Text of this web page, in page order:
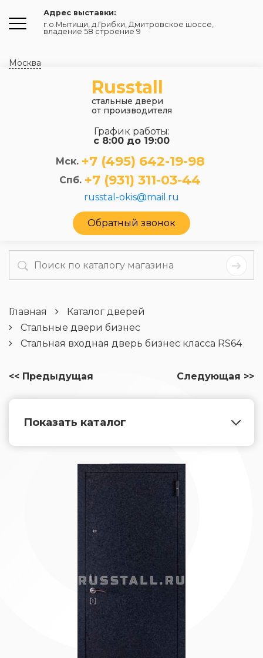
Адрес выставки:
г.о.Мытищи, д.Грибки, Дмитровское шоссе,
владение 58 строение 9
Москва
Russtall
стальные двери
от производителя
График работы:
с 8:00 до 19:00
Мск. +7 (495) 642-19-98
Спб. +7 (931) 311-03-44
russtal-okis@mail.ru
Обратный звонок
Главная
Каталог дверей
Стальные двери бизнес
Стальная входная дверь бизнес класса RS64
<< Предыдущая Следующая >>
Показать каталог